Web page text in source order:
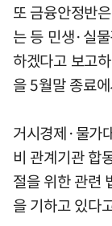
또 금융안정반
는 등 민생·실
하겠다고 보고
을 5월말 종료
거시경제·물가
비 관계기관 합
절을 위한 관련
을 기하고 있다